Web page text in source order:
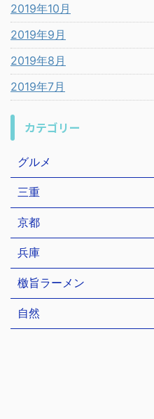
2019年10月
2019年9月
2019年8月
2019年7月
カテゴリー
グルメ
三重
京都
兵庫
檄旨ラーメン
自然